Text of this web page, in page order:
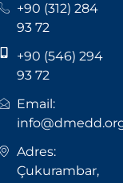
+90 (312) 284
93 72
+90 (546) 294
93 72
Email:
Adres:
Çukurambar,